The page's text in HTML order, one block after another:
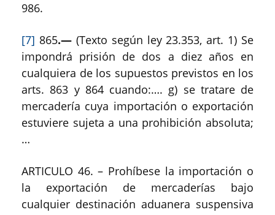
986.
[7] 865.—(Texto según ley 23.353, art. 1) Se
impondrá prisión de dos a diez años en
cualquiera de los supuestos previstos en los
arts. 863 y 864 cuando:…. g) se tratare de
mercadería cuya importación o exportación
estuviere sujeta a una prohibición absoluta;
…
ARTICULO 46. – Prohíbese la importación o
la exportación de mercaderías bajo
cualquier destinación aduanera suspensiva